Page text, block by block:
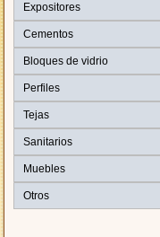
Expositores
Cementos
Bloques de vidrio
Perfiles
Tejas
Sanitarios
Muebles
Otros